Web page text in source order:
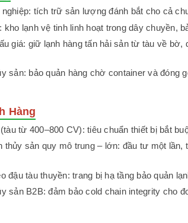
tích trữ sản lượng đánh bắt cho cả
kho lạnh vệ tinh linh hoạt trong dây chuyền,
giá: giữ lạnh hàng tấn hải sản từ tàu về
sản: bảo quản hàng chờ container và đóng
Hàng
từ 400–800 CV): tiêu chuẩn thiết bị bắt
thủy sản quy mô trung – lớn: đầu tư một
đậu tàu thuyền: trang bị hạ tầng bảo quản
sản B2B: đảm bảo cold chain integrity cho